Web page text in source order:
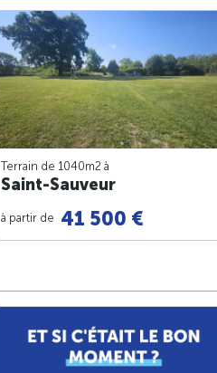
Terrain de 1040m2 à
Saint-Sauveur
à partir de 41 500 €